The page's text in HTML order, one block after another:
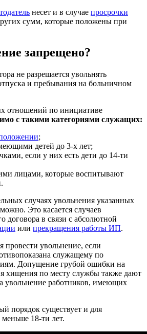
несет и в случае просрочки
сумм, которые положены при
запрещено?
не разрешается увольнять
и пребывания на больничном
отношений по инициативе
с такими категориями служащих:
;
детей до 3-х лет;
если у них есть дети до 14-ти
лицами, которые воспитывают
случаях увольнения указанных
Это касается случаев
договора в связи с абсолютной
или прекращения работы ИП.
провести увольнение, если
служащему по
Допущение грубой ошибки на
хищения по месту службы также дают
увольнение работников, имеющих
порядок существует и для
18-ти лет.